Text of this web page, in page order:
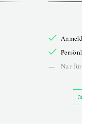
Anmelden
Persönliche
—
Nur für
30 TAGE